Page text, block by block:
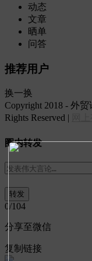
动态
文章
晒单
问答
推荐用户
换一换
Copyright 2018 - 外
Rights Reserved |
圈内转发
0/104
分享至微信
复制链接